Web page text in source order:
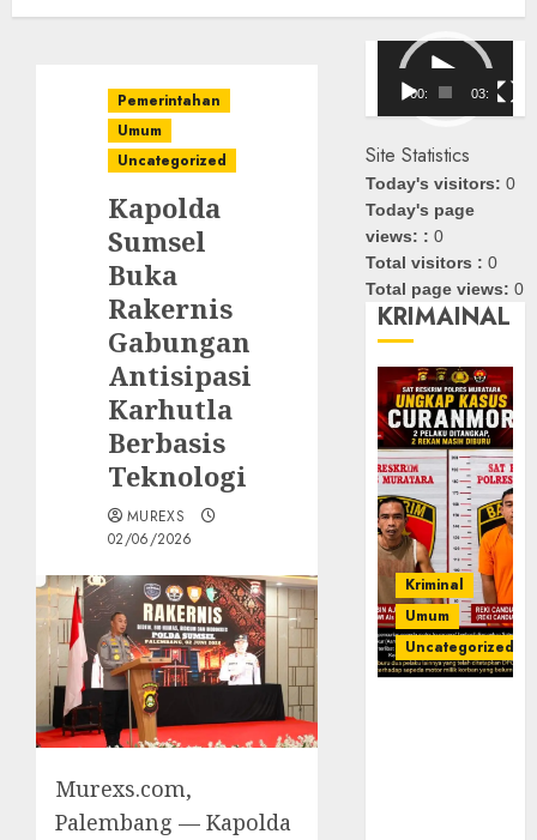
Pemerintahan
Umum
Uncategorized
Kapolda
Sumsel
Buka
Rakernis
Gabungan
Antisipasi
Karhutla
Berbasis
Teknologi
MUREXS
02/06/2026
Murexs.com,
Palembang — Kapolda
Pemutar
Video
00:00 03:08
Site Statistics
Today's visitors:0
Today's page
views: :0
Total visitors :0
Total page views:0
KRIMAINAL
Kriminal
Umum
Uncategorized